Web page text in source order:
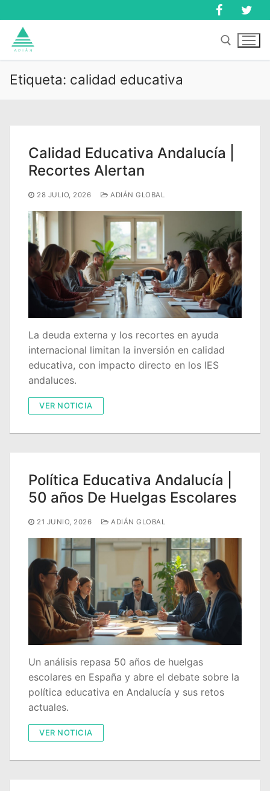
al
contenido
Inicio
Quiénes somos
Delegaciones
Adián Almería
Adián Cádiz
Adián Córdoba
Adián Granada
Adián Huelva
Adián Málaga
Adián Sevilla
Noticias
Enlaces
Consejería de Educación
FEDADi
Normativa ADIDE
Portal AVERROES
Portal SÉNECA
Portal IEDA
Contacto
Hazte Socio
Etiqueta: calidad educativa
Calidad Educativa Andalucía |
Recortes Alertan
28 JULIO, 2026 ADIÁN GLOBAL
La deuda externa y los recortes en ayuda
internacional limitan la inversión en calidad
educativa, con impacto directo en los IES
andaluces.
VER NOTICIA
Política Educativa Andalucía |
50 años De Huelgas Escolares
21 JUNIO, 2026 ADIÁN GLOBAL
Un análisis repasa 50 años de huelgas
escolares en España y abre el debate sobre la
política educativa en Andalucía y sus retos
actuales.
VER NOTICIA